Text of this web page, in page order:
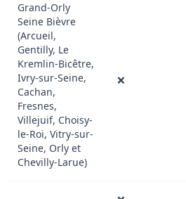
Grand-Orly
Seine Bièvre
(Arcueil,
Gentilly, Le
Kremlin-Bicêtre,
Ivry-sur-Seine,
Cachan,
Fresnes,
Villejuif, Choisy-
le-Roi, Vitry-sur-
Seine, Orly et
Chevilly-Larue)
❌